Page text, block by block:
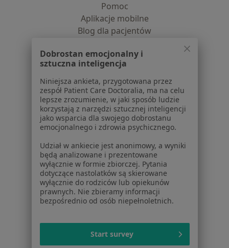
Pomoc
Aplikacje mobilne
Blog dla pacjentów
Dla profesjonalistów
Cennik
Dla lekarzy
Dla placówek medycznych
Noa Notes nowość
Baza wiedzy
Centrum Pomocy dla Specjalisty
Kontakt ZnanyLekarz - Strona główna
ZnanyLekarz Sp. z o.o.
ul. Kolejowa 5/7
01-217 Warszawa, Polska
NIP: ⁠7010224868
KRS: ⁠0000347997
Dobrostan emocjonalny i
sztuczna inteligencja
Niniejsza ankieta, przygotowana przez
zespół Patient Care Doctoralia, ma na celu
lepsze zrozumienie, w jaki sposób ludzie
korzystają z narzędzi sztucznej inteligencji
jako wsparcia dla swojego dobrostanu
emocjonalnego i zdrowia psychicznego.
Udział w ankiecie jest anonimowy, a wyniki
będą analizowane i prezentowane
wyłącznie w formie zbiorczej. Pytania
dotyczące nastolatków są skierowane
wyłącznie do rodziców lub opiekunów
prawnych. Nie zbieramy informacji
bezpośrednio od osób niepełnoletnich.
Start survey